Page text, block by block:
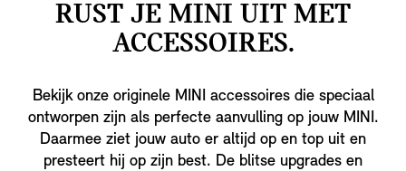
RUST JE MINI UIT MET
ACCESSOIRES.
Bekijk onze originele MINI accessoires die speciaal
ontworpen zijn als perfecte aanvulling op jouw MINI.
Daarmee ziet jouw auto er altijd op en top uit en
presteert hij op zijn best. De blitse upgrades en